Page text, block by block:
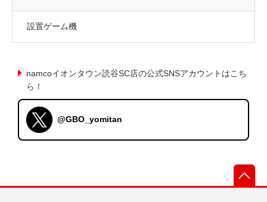
設置ゲーム機
namcoイオンタウン読谷SC店の公式SNSアカウントはこち
ら！
@GBO_yomitan